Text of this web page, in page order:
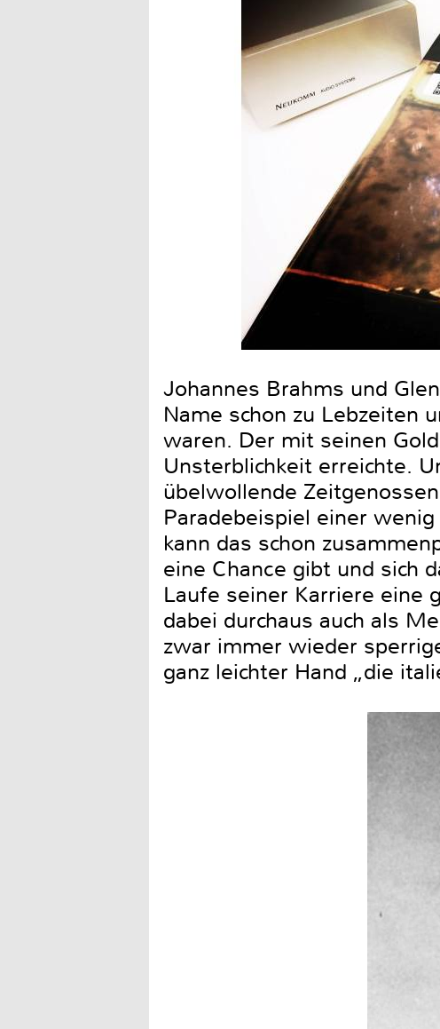
Johannes Brahms und
Name schon zu Lebzeiten
waren. Der mit seinen
Unsterblichkeit erreichte.
übelwollende
Paradebeispiel einer
kann das schon
eine Chance gibt und sich
Laufe seiner Karriere eine
dabei durchaus auch als
zwar immer wieder
ganz leichter Hand „die